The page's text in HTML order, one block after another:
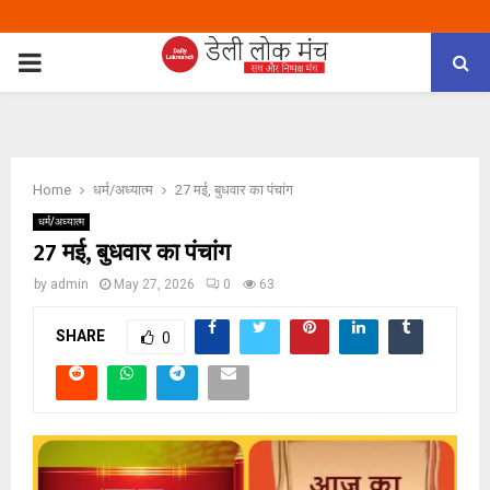
PRIMARY
Home धर्म/अध्यात्म 27 मई, बुधवार का पंचांग
धर्म/अध्यात्म
27 मई, बुधवार का पंचांग
by admin May 27, 2026 0 63
SHARE 0